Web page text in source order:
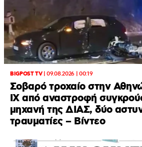
BIGPOST TV|09.08.2026 | 00:19
Σοβαρό τροχαίο στην
ΙΧ από αναστροφή
μηχανή της ΔΙΑΣ, δύο
τραυματίες – Βίντεο